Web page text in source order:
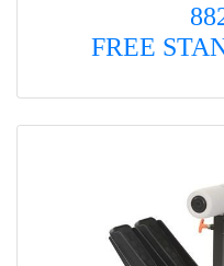
FREE